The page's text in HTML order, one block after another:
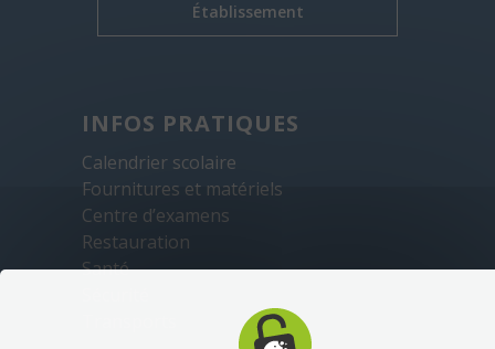
Établissement
INFOS PRATIQUES
Calendrier scolaire
Fournitures et matériels
Centre d’examens
Restauration
Santé